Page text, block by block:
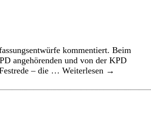
kommentiert. Beim
angehörenden und von der KPD
– die … Weiterlesen →